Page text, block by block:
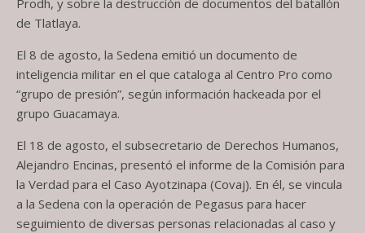
de Tlatlaya.
El 8 de agosto, la Sedena emitió un documento de
inteligencia militar en el que cataloga al Centro Pro como
“grupo de presión”, según información hackeada por el
grupo Guacamaya.
El 18 de agosto, el subsecretario de Derechos Humanos,
Alejandro Encinas, presentó el informe de la Comisión para
la Verdad para el Caso Ayotzinapa (Covaj). En él, se vincula
a la Sedena con la operación de Pegasus para hacer
seguimiento de diversas personas relacionadas al caso y